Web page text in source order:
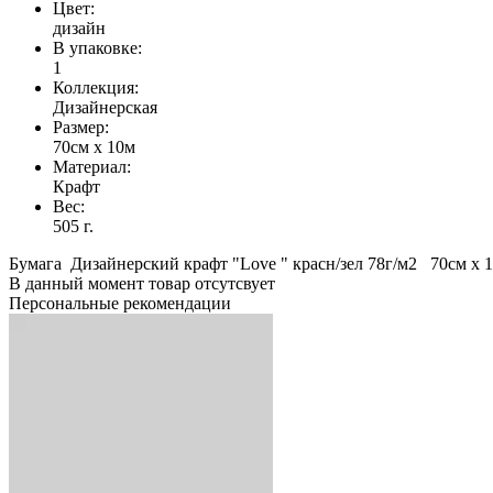
Цвет:
дизайн
В упаковке:
1
Коллекция:
Дизайнерская
Размер:
70см х 10м
Материал:
Крафт
Вес:
505 г.
Бумага Дизайнерский крафт "Love " красн/зел 78г/м2 70см х
В данный момент товар отсутсвует
Персональные рекомендации